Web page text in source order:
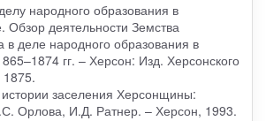
народного образования в
Обзор деятельности Земства
в деле народного образования в
гг. – Херсон: Изд. Херсонского
1875.
заселения Херсонщины:
Орлова, И.Д. Ратнер. – Херсон, 1993.